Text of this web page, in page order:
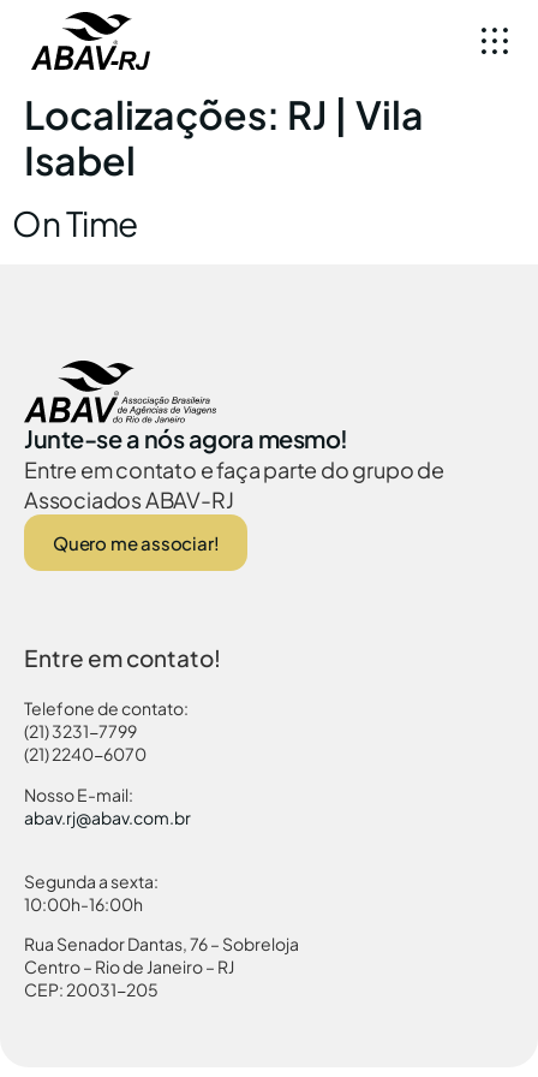
Localizações: RJ | Vila
Isabel
On Time
Junte-se a nós agora mesmo!
Entre em contato e faça parte do grupo de
Associados ABAV-RJ
Quero me associar!
Entre em contato!
Telefone de contato:
(21) 3231-7799
(21) 2240-6070
Nosso E-mail:
abav.rj@abav.com.br
Segunda a sexta:
10:00h-16:00h
Rua Senador Dantas, 76 – Sobreloja
Centro – Rio de Janeiro – RJ
CEP: 20031-205